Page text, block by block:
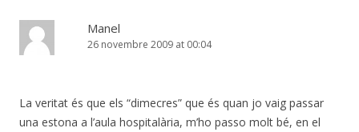
Manel
26 novembre 2009 at 00:04
La veritat és que els “dimecres” que és quan jo vaig passar
una estona a l’aula hospitalària, m’ho passo molt bé, en el